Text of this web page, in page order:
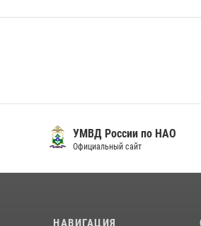
УМВД России по НАО
Официальный сайт
НАВИГАЦИЯ